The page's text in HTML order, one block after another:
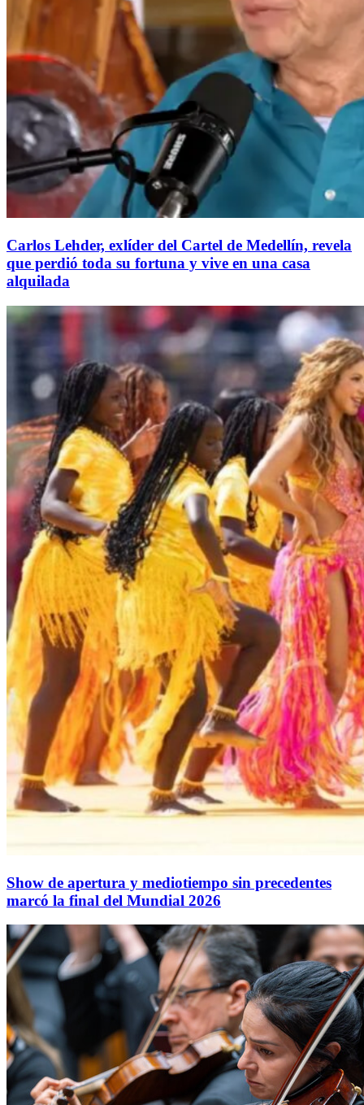
Carlos Lehder, exlíder del Cartel de Medellín, revela
que perdió toda su fortuna y vive en una casa
alquilada
Show de apertura y mediotiempo sin precedentes
marcó la final del Mundial 2026